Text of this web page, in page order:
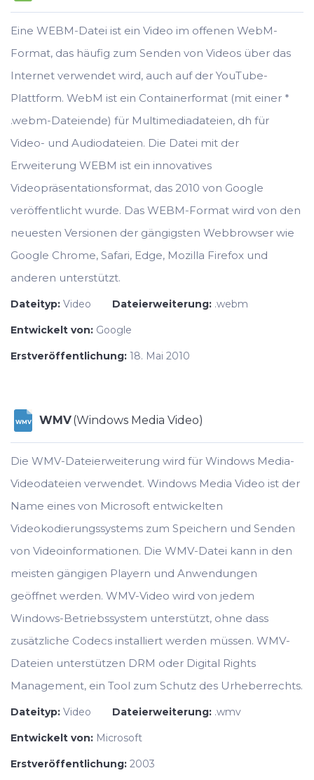
Eine WEBM-Datei ist ein Video im offenen WebM-
Format, das häufig zum Senden von Videos über das
Internet verwendet wird, auch auf der YouTube-
Plattform. WebM ist ein Containerformat (mit einer *
.webm-Dateiende) für Multimediadateien, dh für
Video- und Audiodateien. Die Datei mit der
Erweiterung WEBM ist ein innovatives
Videopräsentationsformat, das 2010 von Google
veröffentlicht wurde. Das WEBM-Format wird von den
neuesten Versionen der gängigsten Webbrowser wie
Google Chrome, Safari, Edge, Mozilla Firefox und
anderen unterstützt.
Dateityp: Video Dateierweiterung: .webm
Entwickelt von: Google
Erstveröffentlichung: 18. Mai 2010
WMV WMV(Windows Media Video)
Die WMV-Dateierweiterung wird für Windows Media-
Videodateien verwendet. Windows Media Video ist der
Name eines von Microsoft entwickelten
Videokodierungssystems zum Speichern und Senden
von Videoinformationen. Die WMV-Datei kann in den
meisten gängigen Playern und Anwendungen
geöffnet werden. WMV-Video wird von jedem
Windows-Betriebssystem unterstützt, ohne dass
zusätzliche Codecs installiert werden müssen. WMV-
Dateien unterstützen DRM oder Digital Rights
Management, ein Tool zum Schutz des Urheberrechts.
Dateityp: Video Dateierweiterung: .wmv
Entwickelt von: Microsoft
Erstveröffentlichung: 2003